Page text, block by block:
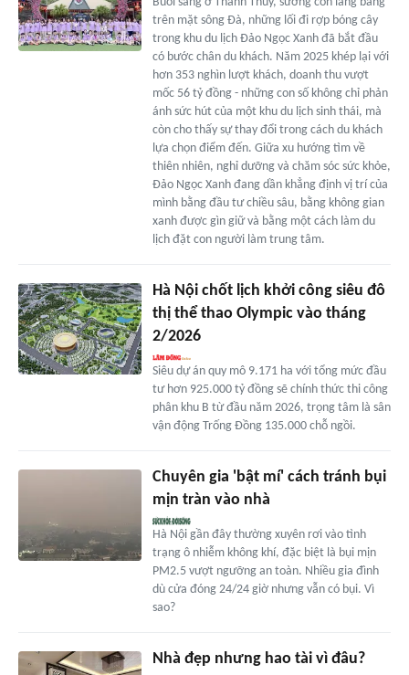
trên mặt sông Đà, những lối đi rợp bóng cây
trong khu du lịch Đảo Ngọc Xanh đã bắt đầu
có bước chân du khách. Năm 2025 khép lại với
hơn 353 nghìn lượt khách, doanh thu vượt
mốc 56 tỷ đồng - những con số không chỉ phản
ánh sức hút của một khu du lịch sinh thái, mà
còn cho thấy sự thay đổi trong cách du khách
lựa chọn điểm đến. Giữa xu hướng tìm về
thiên nhiên, nghỉ dưỡng và chăm sóc sức khỏe,
Đảo Ngọc Xanh đang dần khẳng định vị trí của
mình bằng đầu tư chiều sâu, bằng không gian
xanh được gìn giữ và bằng một cách làm du
lịch đặt con người làm trung tâm.
Hà Nội chốt lịch khởi công siêu đô
thị thể thao Olympic vào tháng
2/2026
Siêu dự án quy mô 9.171 ha với tổng mức đầu
tư hơn 925.000 tỷ đồng sẽ chính thức thi công
phân khu B từ đầu năm 2026, trọng tâm là sân
vận động Trống Đồng 135.000 chỗ ngồi.
Chuyên gia 'bật mí' cách tránh bụi
mịn tràn vào nhà
Hà Nội gần đây thường xuyên rơi vào tình
trạng ô nhiễm không khí, đặc biệt là bụi mịn
PM2.5 vượt ngưỡng an toàn. Nhiều gia đình
dù cửa đóng 24/24 giờ nhưng vẫn có bụi. Vì
sao?
Nhà đẹp nhưng hao tài vì đâu?